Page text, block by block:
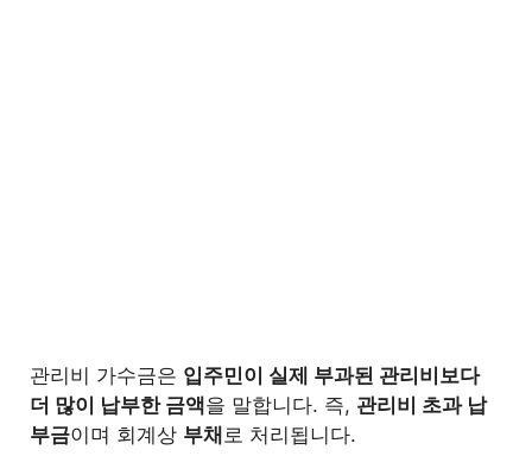
4 가수금 환불받는 방법
관리비 가수금은 입주민이 실제 부과된 관리비보다
더 많이 납부한 금액을 말합니다. 즉, 관리비 초과 납
부금이며 회계상 부채 로 처리됩니다.